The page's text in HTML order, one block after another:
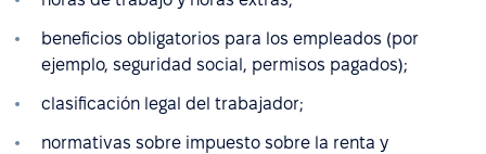
beneficios obligatorios para los empleados (por
ejemplo, seguridad social, permisos pagados);
clasificación legal del trabajador;
normativas sobre impuesto sobre la renta y